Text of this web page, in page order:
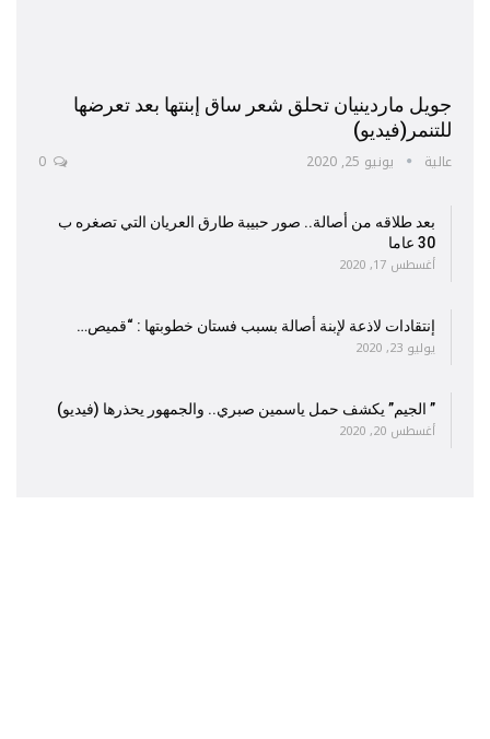
جويل ماردينيان تحلق شعر ساق إبنتها بعد تعرضها
للتنمر(فيديو)
عالية يونيو 25, 2020
بعد طلاقه من أصالة.. صور حبيبة طارق العريان التي تصغره ب
30 عاما
أغسطس 17, 2020
إنتقادات لاذعة لإبنة أصالة بسبب فستان خطوبتها : “قميص…
يوليو 23, 2020
” الجيم” يكشف حمل ياسمين صبري.. والجمهور يحذرها (فيديو)
أغسطس 20, 2020